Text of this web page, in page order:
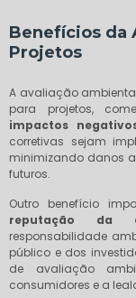
Benefícios da
Projetos
A avaliação
para projetos,
impactos
corretivas sejam
minimizando danos
futuros.
Outro benefício
reputação da
responsabilidade
público e dos
de avaliação
consumidores e a